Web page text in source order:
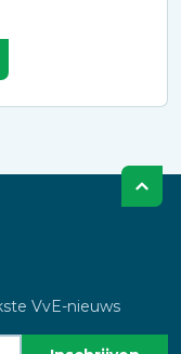
VvE-nieuws